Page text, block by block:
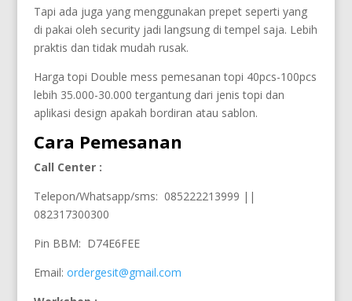
Tapi ada juga yang menggunakan prepet seperti yang
di pakai oleh security jadi langsung di tempel saja. Lebih
praktis dan tidak mudah rusak.
Harga topi Double mess pemesanan topi 40pcs-100pcs
lebih 35.000-30.000 tergantung dari jenis topi dan
aplikasi design apakah bordiran atau sablon.
Cara Pemesanan
Call Center :
Telepon/Whatsapp/sms: 085222213999 ||
082317300300
Pin BBM: D74E6FEE
Email: ordergesit@gmail.com